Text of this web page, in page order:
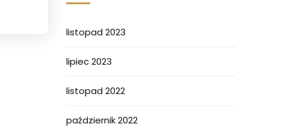
listopad 2023
lipiec 2023
listopad 2022
październik 2022